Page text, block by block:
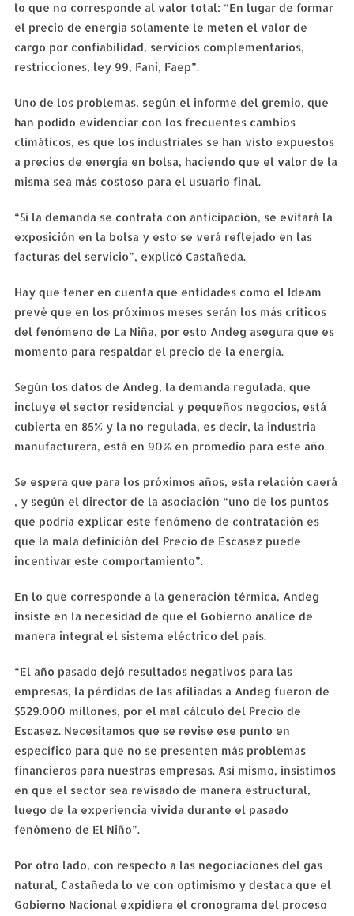
lo que no corresponde al valor total: “En lugar de formar
el precio de energía solamente le meten el valor de
cargo por confiabilidad, servicios complementarios,
restricciones, ley 99, Fani, Faep”.
Uno de los problemas, según el informe del gremio, que
han podido evidenciar con los frecuentes cambios
climáticos, es que los industriales se han visto expuestos
a precios de energía en bolsa, haciendo que el valor de la
misma sea más costoso para el usuario final.
“Si la demanda se contrata con anticipación, se evitará la
exposición en la bolsa y esto se verá reflejado en las
facturas del servicio”, explicó Castañeda.
Hay que tener en cuenta que entidades como el Ideam
prevé que en los próximos meses serán los más críticos
del fenómeno de La Niña, por esto Andeg asegura que es
momento para respaldar el precio de la energía.
Según los datos de Andeg, la demanda regulada, que
incluye el sector residencial y pequeños negocios, está
cubierta en 85% y la no regulada, es decir, la industria
manufacturera, está en 90% en promedio para este año.
Se espera que para los próximos años, esta relación caerá
, y según el director de la asociación “uno de los puntos
que podría explicar este fenómeno de contratación es
que la mala definición del Precio de Escasez puede
incentivar este comportamiento”.
En lo que corresponde a la generación térmica, Andeg
insiste en la necesidad de que el Gobierno analice de
manera integral el sistema eléctrico del país.
“El año pasado dejó resultados negativos para las
empresas, la pérdidas de las afiliadas a Andeg fueron de
$529.000 millones, por el mal cálculo del Precio de
Escasez. Necesitamos que se revise ese punto en
específico para que no se presenten más problemas
financieros para nuestras empresas. Así mismo, insistimos
en que el sector sea revisado de manera estructural,
luego de la experiencia vivida durante el pasado
fenómeno de El Niño”.
Por otro lado, con respecto a las negociaciones del gas
natural, Castañeda lo ve con optimismo y destaca que el
Gobierno Nacional expidiera el cronograma del proceso